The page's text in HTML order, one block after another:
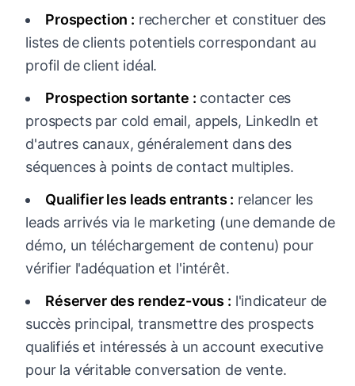
Prospection : rechercher et constituer des
listes de clients potentiels correspondant au
profil de client idéal.
Prospection sortante : contacter ces
prospects par cold email, appels, LinkedIn et
d'autres canaux, généralement dans des
séquences à points de contact multiples.
Qualifier les leads entrants : relancer les
leads arrivés via le marketing (une demande de
démo, un téléchargement de contenu) pour
vérifier l'adéquation et l'intérêt.
Réserver des rendez-vous : l'indicateur de
succès principal, transmettre des prospects
qualifiés et intéressés à un account executive
pour la véritable conversation de vente.